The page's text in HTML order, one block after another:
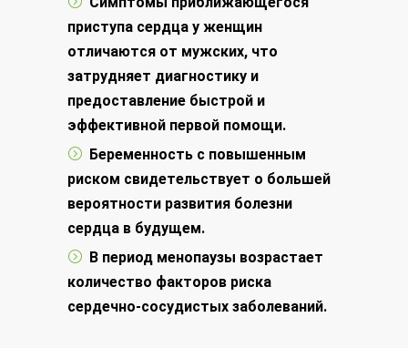
приступа сердца у женщин
отличаются от мужских, что
затрудняет диагностику и
предоставление быстрой и
эффективной первой помощи.
Беременность с повышенным
риском свидетельствует о большей
вероятности развития болезни
сердца в будущем.
В период менопаузы возрастает
количество факторов риска
сердечно-сосудистых заболеваний.